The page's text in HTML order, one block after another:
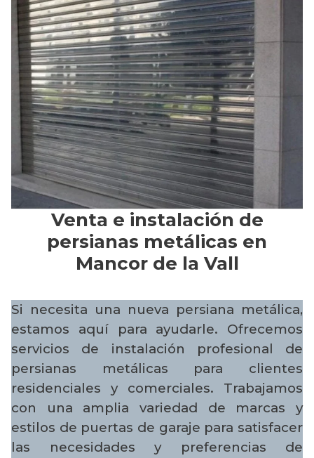
Venta e instalación de
persianas metálicas en
Mancor de la Vall
Si necesita una nueva persiana metálica,
estamos aquí para ayudarle. Ofrecemos
servicios de instalación profesional de
persianas metálicas para clientes
residenciales y comerciales. Trabajamos
con una amplia variedad de marcas y
estilos de puertas de garaje para satisfacer
las necesidades y preferencias de